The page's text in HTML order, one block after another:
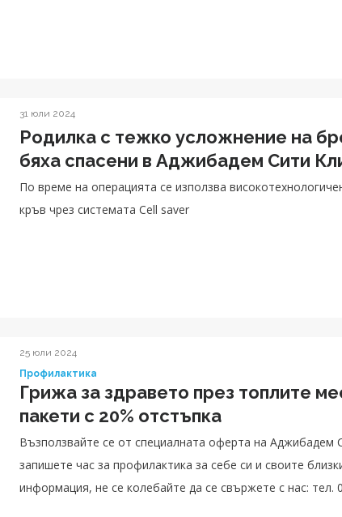
31 юли 2024
Родилка с тежко усложнение на
бяха спасени в Аджибадем Сити
По време на операцията се използва
кръв чрез системата Cell saver
25 юли 2024
Профилактика
Грижа за здравето през топлите
пакети с 20% отстъпка
Възползвайте се от специалната оферта на Аджибадем
запишете час за профилактика за себе си и своите близки с
информация, не се колебайте да се свържете с нас: тел.